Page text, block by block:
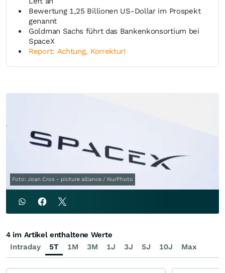
Bewertung 1,25 Billionen US-Dollar im Prospekt
genannt
Goldman Sachs führt das Bankenkonsortium bei
SpaceX
Report: Achtung, Korrektur!
Foto: Joan Cros - picture alliance / NurPhoto
Intraday 5T 1M 3M 1J 3J 5J 10J Max
4 im Artikel enthaltene Werte